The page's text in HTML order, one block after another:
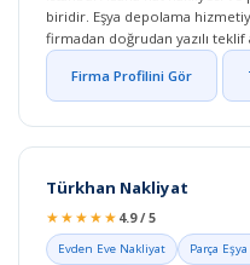
biridir. Eşya depolama
firmadan doğrudan yazılı teklif
Firma Profilini Gör
Türkhan Nakliyat
★★★★★ 4.9 / 5
Evden Eve Nakliyat Parça Eşya